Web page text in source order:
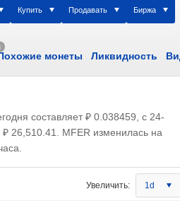
Купить Продавать Биржа
монеты Ликвидность
составляет₽ 0.038459 , с 24-
₽ 26,510.41
. MFER изменилась на
Увеличить: 1d